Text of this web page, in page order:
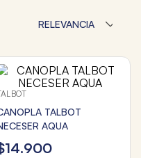
RELEVANCIA
TALBOT
AQUA
14.900